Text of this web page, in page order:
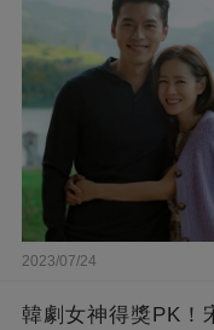
2023/07/24
韓劇女神得獎PK！